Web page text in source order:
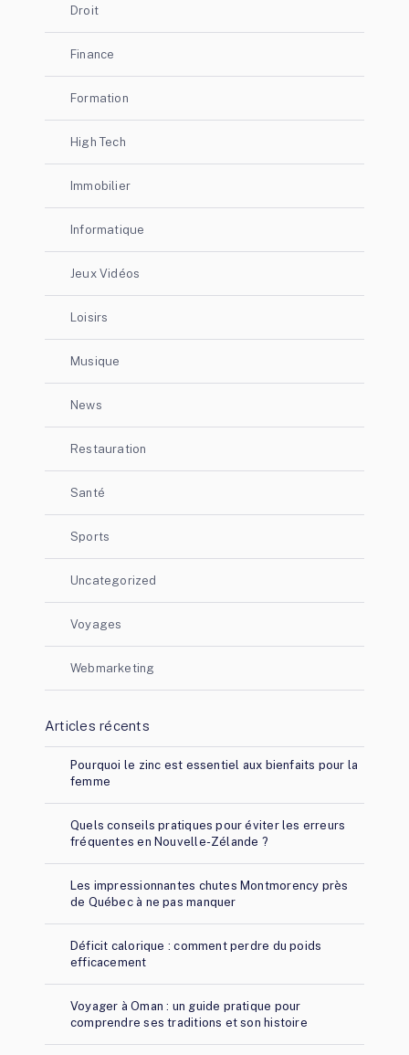
Droit
Finance
Formation
High Tech
Immobilier
Informatique
Jeux Vidéos
Loisirs
Musique
News
Restauration
Santé
Sports
Uncategorized
Voyages
Webmarketing
Articles récents
Pourquoi le zinc est essentiel aux bienfaits pour la
femme
Quels conseils pratiques pour éviter les erreurs
fréquentes en Nouvelle-Zélande ?
Les impressionnantes chutes Montmorency près
de Québec à ne pas manquer
Déficit calorique : comment perdre du poids
efficacement
Voyager à Oman : un guide pratique pour
comprendre ses traditions et son histoire